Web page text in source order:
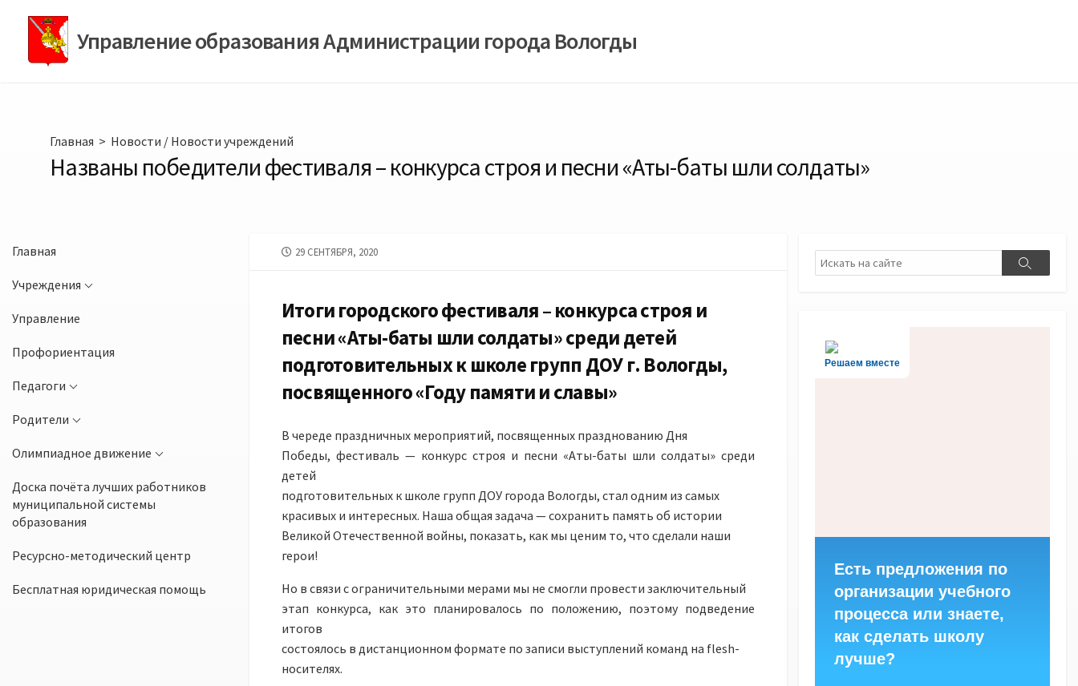
содержимомуУправление образования Администрации города Вологды
Главная > Новости / Новости учреждений
Названы победители фестиваля – конкурса строя и песни «Аты-баты шли солдаты»
Главная
Учреждения
Управление
Профориентация
Педагоги
Родители
Олимпиадное движение
Доска почёта лучших работников
муниципальной системы
образования
Ресурсно-методический центр
Бесплатная юридическая помощь
ДАТА
29 СЕНТЯБРЯ, 2020
Итоги городского фестиваля – конкурса строя и
песни «Аты-баты шли солдаты» среди детей
подготовительных к школе групп ДОУ г. Вологды,
посвященного «Году памяти и славы»
В череде праздничных мероприятий, посвященных празднованию Дня
Победы, фестиваль — конкурс строя и песни «Аты-баты шли солдаты» среди
детей
подготовительных к школе групп ДОУ города Вологды, стал одним из самых
красивых и интересных. Наша общая задача — сохранить память об истории
Великой Отечественной войны, показать, как мы ценим то, что сделали наши
герои!
Но в связи с ограничительными мерами мы не смогли провести заключительный
этап конкурса, как это планировалось по положению, поэтому подведение
итогов
состоялось в дистанционном формате по записи выступлений команд на flesh-
носителях.
Поиск
Поиск
Решаем вместе
Есть предложения по
организации учебного
процесса или знаете,
как сделать школу
лучше?